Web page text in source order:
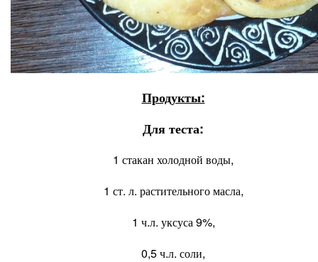
Продукты:
Для теста:
1 стакан холодной воды,
1 ст. л. растительного масла,
1 ч.л. уксуса 9%,
0,5 ч.л. соли,